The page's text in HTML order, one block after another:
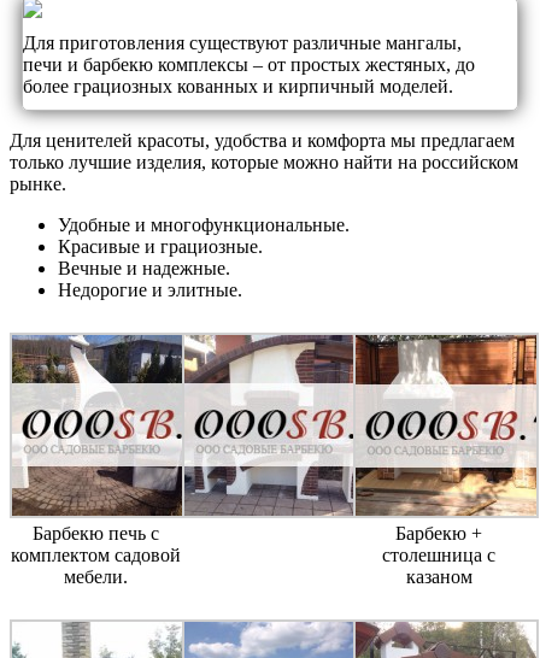
Для приготовления существуют различные мангалы,
печи и барбекю комплексы – от простых жестяных, до
более грациозных кованных и кирпичный моделей.
Для ценителей красоты, удобства и комфорта мы предлагаем
только лучшие изделия, которые можно найти на российском
рынке.
Удобные и многофункциональные.
Красивые и грациозные.
Вечные и надежные.
Недорогие и элитные.
Барбекю печь с
комплектом садовой
мебели.
Барбекю +
столешница с
казаном